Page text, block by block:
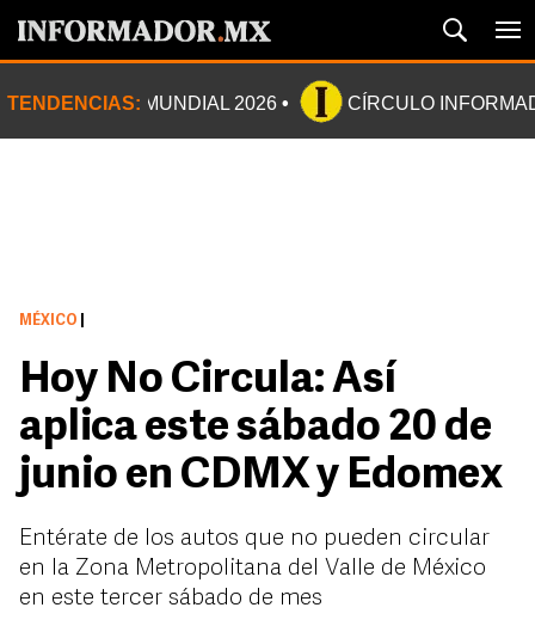
TENDENCIAS: MUNDIAL 2026 CÍRCULO
MÉXICO
Hoy No Circula: Así
aplica este sábado 20 de
junio en CDMX y Edomex
Entérate de los autos que no pueden circular
en la Zona Metropolitana del Valle de México
en este tercer sábado de mes